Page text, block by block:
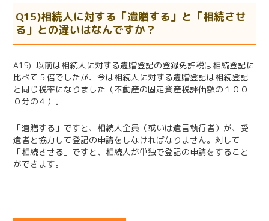
Q15)相続人に対する「遺贈する」と「相続させ
る」との違いはなんですか？
A15) 以前は相続人に対する遺贈登記の登録免許税は相続登記に
比べて５倍でしたが、今は相続人に対する遺贈登記は相続登記
と同じ税率になりました（不動産の固定資産税評価額の１００
０分の４）。
「遺贈する」ですと、相続人全員（或いは遺言執行者）が、受
遺者と協力して登記の申請をしなければなりません。対して
「相続させる」ですと、相続人が単独で登記の申請をすること
ができます。